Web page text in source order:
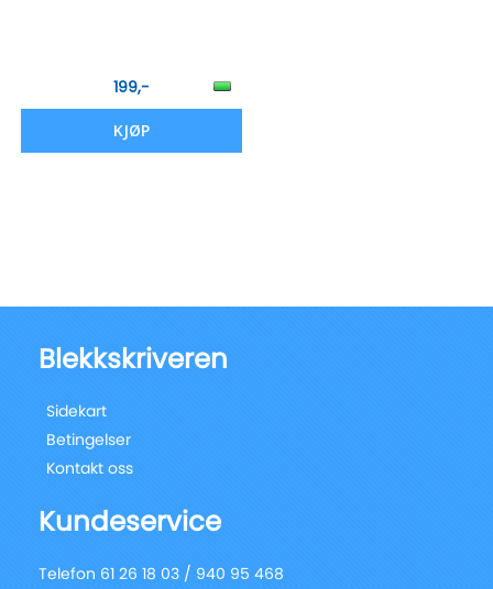
199,-
KJØP
Blekkskriveren
Sidekart
Betingelser
Kontakt oss
Kundeservice
Telefon 61 26 18 03 / 940 95 468